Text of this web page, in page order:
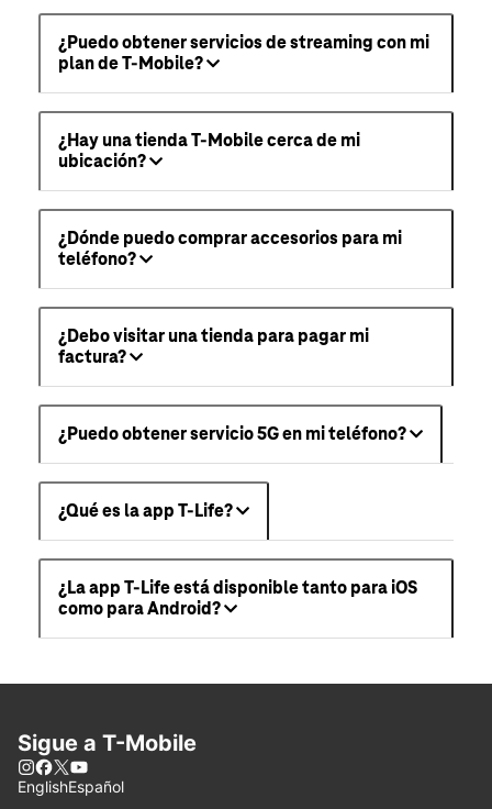
¿Puedo obtener servicios de streaming con mi
plan de T-Mobile?
¿Hay una tienda T-Mobile cerca de mi
ubicación?
¿Dónde puedo comprar accesorios para mi
teléfono?
¿Debo visitar una tienda para pagar mi
factura?
¿Puedo obtener servicio 5G en mi teléfono?
¿Qué es la app T-Life?
¿La app T-Life está disponible tanto para iOS
como para Android?